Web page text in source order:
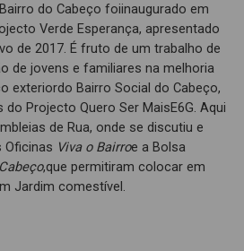
do Cabeço foiinaugurado em
Verde Esperança, apresentado
de 2017. É fruto de um trabalho de
de jovens e familiares na melhoria
exteriordo Bairro Social do Cabeço,
Projecto Quero Ser MaisE6G. Aqui
de Rua, onde se discutiu e
Oficinas Viva o Bairroe a Bolsa
,que permitiram colocar em
Jardim comestível.